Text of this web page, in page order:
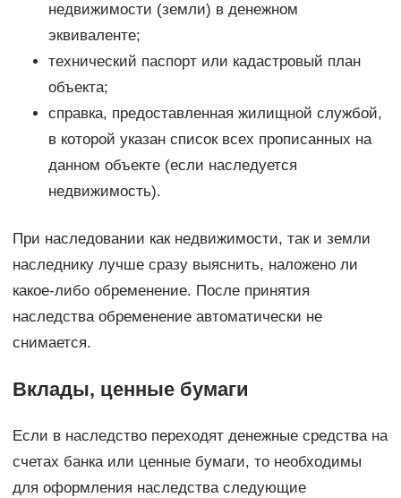
недвижимости (земли) в денежном
эквиваленте;
технический паспорт или кадастровый план
объекта;
справка, предоставленная жилищной службой,
в которой указан список всех прописанных на
данном объекте (если наследуется
недвижимость).
При наследовании как недвижимости, так и земли
наследнику лучше сразу выяснить, наложено ли
какое-либо обременение. После принятия
наследства обременение автоматически не
снимается.
Вклады, ценные бумаги
Если в наследство переходят денежные средства на
счетах банка или ценные бумаги, то необходимы
для оформления наследства следующие